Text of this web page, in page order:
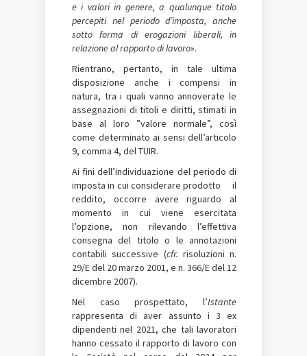
e i valori in genere, a qualunque titolo
percepiti nel periodo d’imposta, anche
sotto forma di erogazioni liberali, in
relazione al rapporto di lavoro».
Rientrano, pertanto, in tale ultima
disposizione anche i compensi in
natura, tra i quali vanno annoverate le
assegnazioni di titoli e diritti, stimati in
base al loro ”valore normale”, così
come determinato ai sensi dell’articolo
9, comma 4, del TUIR.
Ai fini dell’individuazione del periodo di
imposta in cui considerare prodotto il
reddito, occorre avere riguardo al
momento in cui viene esercitata
l’opzione, non rilevando l’effettiva
consegna del titolo o le annotazioni
contabili successive (cfr. risoluzioni n.
29/E del 20 marzo 2001, e n. 366/E del 12
dicembre 2007).
Nel caso prospettato, l’Istante
rappresenta di aver assunto i 3 ex
dipendenti nel 2021, che tali lavoratori
hanno cessato il rapporto di lavoro con